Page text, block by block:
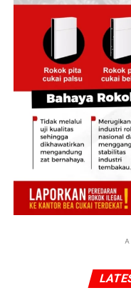
Pujo menambahkan,
bagi peserta untuk
secara lebih ringan
Harapannya,
menjaga status
memperoleh
berkelanjutan.
Melalui Program
dana secara
yang telah bekerja
yaitu digital-kolektif
masyarakat dengan